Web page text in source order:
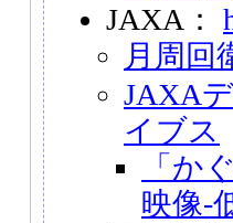
JAXA：
月周回
JAXA
イブス
「か
映像-